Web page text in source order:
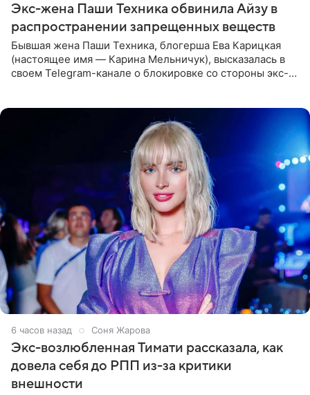
Экс-жена Паши Техника обвинила Айзу в
распространении запрещенных веществ
Бывшая жена Паши Техника, блогерша Ева Карицкая
(настоящее имя — Карина Мельничук), высказалась в
своем Telegram-канале о блокировке со стороны экс-
6 часов назад Соня Жарова
Экс-возлюбленная Тимати рассказала, как
довела себя до РПП из-за критики
внешности